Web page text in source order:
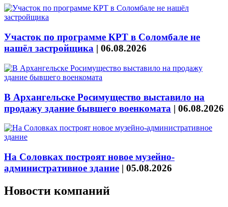
Участок по программе КРТ в Соломбале не
нашёл застройщика | 06.08.2026
В Архангельске Росимущество выставило на
продажу здание бывшего военкомата | 06.08.2026
На Соловках построят новое музейно-
административное здание | 05.08.2026
Новости компаний